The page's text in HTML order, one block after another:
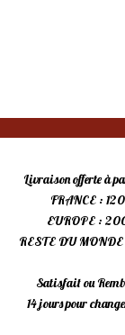
Livraison offerte à
FRANCE :
EUROPE :
RESTE DU
Satisfait ou
14 jours pour